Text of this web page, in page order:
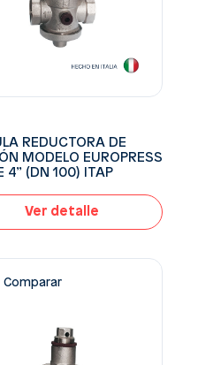
REDUCTORA DE
MODELO EUROPRESS
4” (DN 100) ITAP
Ver detalle
Comparar